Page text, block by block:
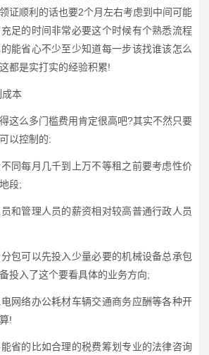
证顺利的话也要2个月左右考虑到中间可能
足的时间非常必要这个时候有个熟悉流程
能省心不少至少知道每一步该找谁该怎么
都是实打实的经验积累!
成本
这么多门槛费用肯定很高吧?其实不然只要
以控制的:
同每月几千到上万不等租之前要考虑性价
段;
和管理人员的薪资相对较高普通行政人员
包可以先投入少量必要的机械设备总承包
投入了这个要看具体的业务方向;
网络办公耗材车辆交通商务应酬等各种开
!
省的比如合理的税费筹划专业的法律咨询